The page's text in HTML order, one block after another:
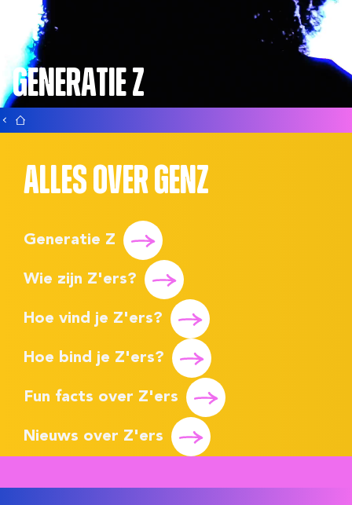
Generatie Z
Alles over GenZ
Generatie Z
Wie zijn Z'ers?
Hoe vind je Z'ers?
Hoe bind je Z'ers?
Fun facts over Z'ers
Nieuws over Z'ers